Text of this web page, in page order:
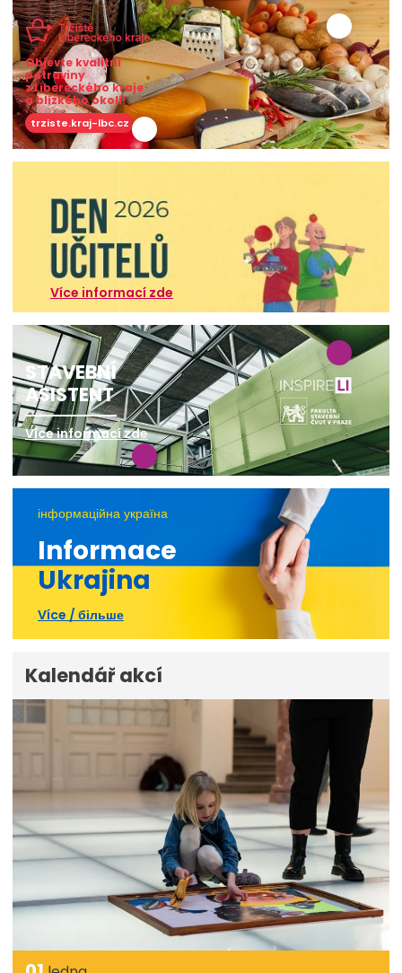
Objevte kvalitní
potraviny
z Libereckého kraje
a blízkého okolí!
trziste.kraj-lbc.cz
Více informací zde
STAVEBNÍ
ASISTENT
Více informací zde
інформаційна україна
Informace
Ukrajina
Více / більше
Kalendář akcí